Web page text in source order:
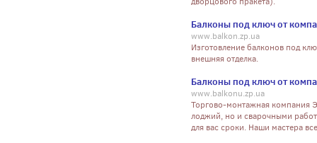
Балконы под ключ от
www.balkon.zp.ua
Изготовление балконов под
внешняя отделка.
Балконы под ключ от
www.balkonu.zp.ua
Торгово-монтажная компания
лоджий, но и сварочными
для вас сроки. Наши мастера